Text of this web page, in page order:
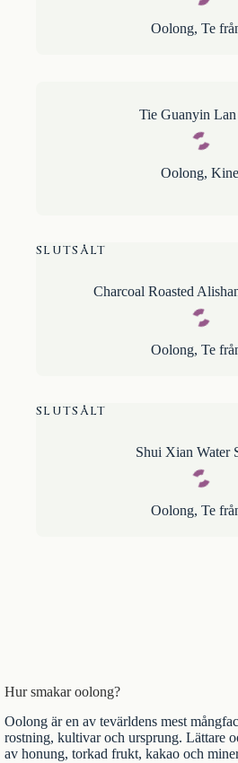
Oolong, Te
Tie Guanyin Lan
Oolong,
SLUTSÅLT
Charcoal Roasted
Oolong, Te
SLUTSÅLT
Shui Xian Water
Oolong, Te
Hur smakar oolong?
Oolong är en av tevärldens mest
rostning, kultivar och ursprung. Lättare
av honung, torkad frukt, kakao och